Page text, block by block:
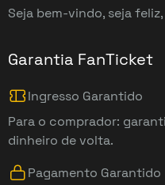
Seja bem-vindo, seja
Garantia FanTicket
Ingresso Garantido
Para o comprador:
dinheiro de volta.
Pagamento Garantido